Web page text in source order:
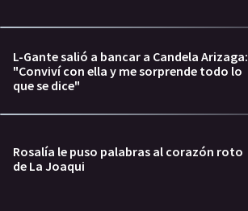
L-Gante salió a bancar a Candela Arizaga:
"Conviví con ella y me sorprende todo lo
que se dice"
Rosalía le puso palabras al corazón roto
de La Joaqui